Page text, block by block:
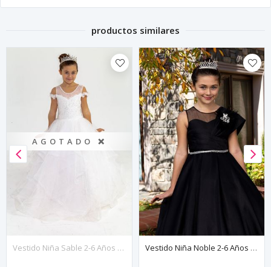
productos similares
AGOTADO ❌
Vestido Niña Sable 2-6 Años 20035 Blanco Roto Vestido Niña Noble 2-6 Años 20091 Negro